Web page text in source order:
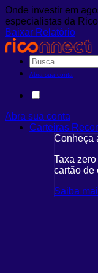
Onde investir em
especialistas da Rico
Baixar Relatório
Abra sua conta
Abra sua conta
Carteiras
Conheça
Taxa
cartão de
Saiba